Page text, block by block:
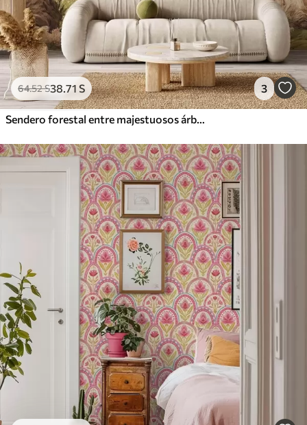
64.52S38.71 S 3
Sendero forestal entre majestuosos árboles en estilo acuarela